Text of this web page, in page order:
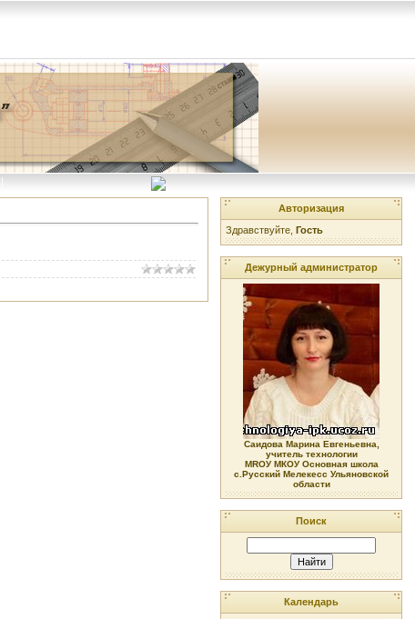
|
Авторизация
Здравствуйте, Гость
Дежурный администратор
Саидова Марина Евгеньевна,
учитель технологии
МRОУ МКОУ Основная школа
с.Русский Мелекесс Ульяновской
области
Поиск
Календарь